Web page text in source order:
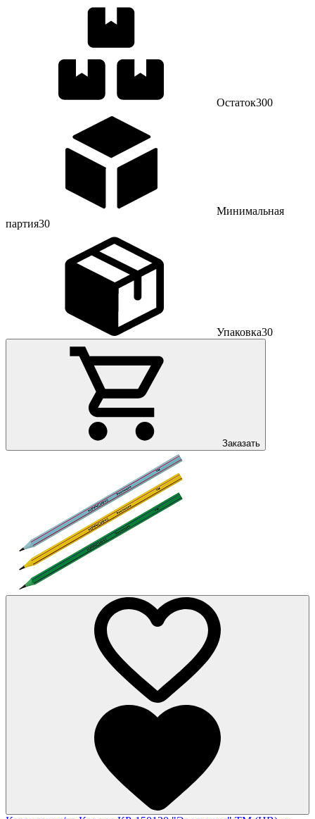
Остаток300
Минимальная
партия30
Упаковка30
Заказать